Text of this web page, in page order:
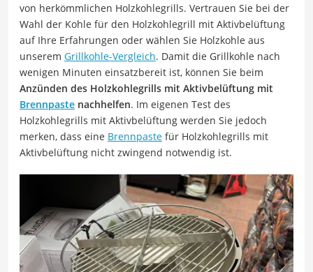
von herkömmlichen Holzkohlegrills. Vertrauen Sie bei der
Wahl der Kohle für den Holzkohlegrill mit Aktivbelüftung
auf Ihre Erfahrungen oder wählen Sie Holzkohle aus
unserem Grillkohle-Vergleich. Damit die Grillkohle nach
wenigen Minuten einsatzbereit ist, können Sie beim
Anzünden des Holzkohlegrills mit Aktivbelüftung mit
Brennpaste nachhelfen. Im eigenen Test des
Holzkohlegrills mit Aktivbelüftung werden Sie jedoch
merken, dass eine Brennpaste für Holzkohlegrills mit
Aktivbelüftung nicht zwingend notwendig ist.